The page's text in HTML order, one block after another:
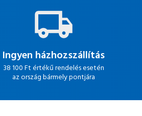
Ingyen házhozszállítás
38 100 Ft értékű rendelés esetén
az ország bármely pontjára